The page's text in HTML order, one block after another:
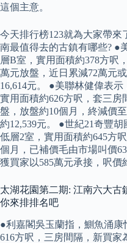
這個主意。
今天排行榜123就為大家帶
南最值得去的古鎮有哪些? ●
層B室，實用面積約378方呎
萬元放盤，近日累減72萬元
16,614元。 ●美聯林健偉表示
實用面積約626方呎，套三房
盤，放盤約10個月，終減價
約12,539元。 ●世紀21奇豐
低層2室，實用面積約645方
個月，已補價毛由市場叫價
獲買家以585萬元承接，呎價
太湖花園第二期: 江南六大古
你來排排名吧
●利嘉閣吳玉蘭指，鰂魚涌
616方呎，三房間隔，新買